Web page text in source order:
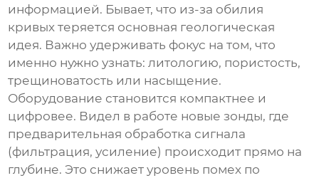
информацией. Бывает, что из-за обилия
кривых теряется основная геологическая
идея. Важно удерживать фокус на том, что
именно нужно узнать: литологию, пористость,
трещиноватость или насыщение.
Оборудование становится компактнее и
цифровее. Видел в работе новые зонды, где
предварительная обработка сигнала
(фильтрация, усиление) происходит прямо на
глубине. Это снижает уровень помех по